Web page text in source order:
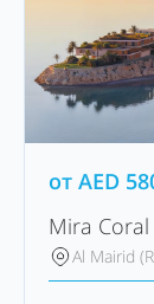
от AED
Mira Coral
Al Mairid